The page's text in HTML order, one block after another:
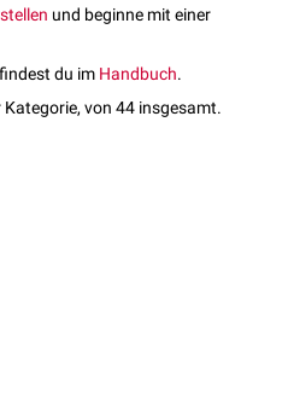
und beginne mit einer
du im Handbuch.
Kategorie, von 44 insgesamt.